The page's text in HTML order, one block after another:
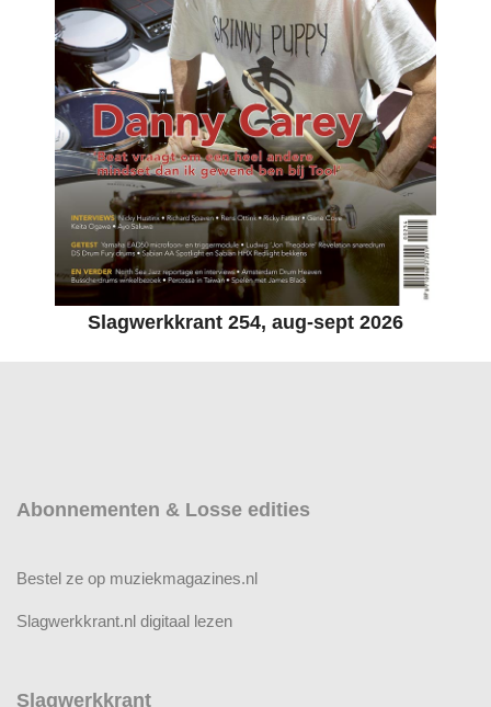
Slagwerkkrant 254, aug-sept 2026
Abonnementen & Losse edities
Bestel ze op muziekmagazines.nl
Slagwerkkrant.nl digitaal lezen
Slagwerkkrant